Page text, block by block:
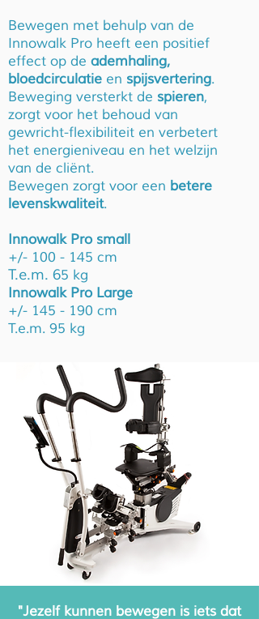
Bewegen met behulp van de
Innowalk Pro heeft een positief
effect op de ademhaling,
bloedcirculatie en spijsvertering.
Beweging versterkt de spieren,
zorgt voor het behoud van
gewricht-flexibiliteit en verbetert
het energieniveau en het welzijn
van de cliënt.
Bewegen zorgt voor een betere
levenskwaliteit.
Innowalk Pro small
+/- 100 - 145 cm
T.e.m. 65 kg
Innowalk Pro Large
+/- 145 - 190 cm
T.e.m. 95 kg
"Jezelf kunnen bewegen is iets dat